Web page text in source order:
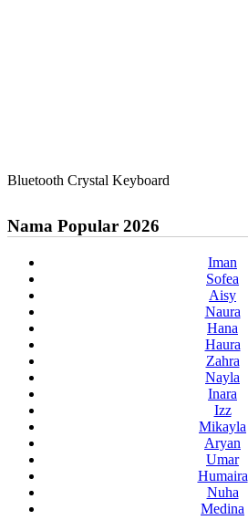
Bluetooth Crystal Keyboard
Nama Popular 2026
Iman
Sofea
Aisy
Naura
Hana
Haura
Zahra
Nayla
Inara
Izz
Mikayla
Aryan
Umar
Humaira
Nuha
Medina